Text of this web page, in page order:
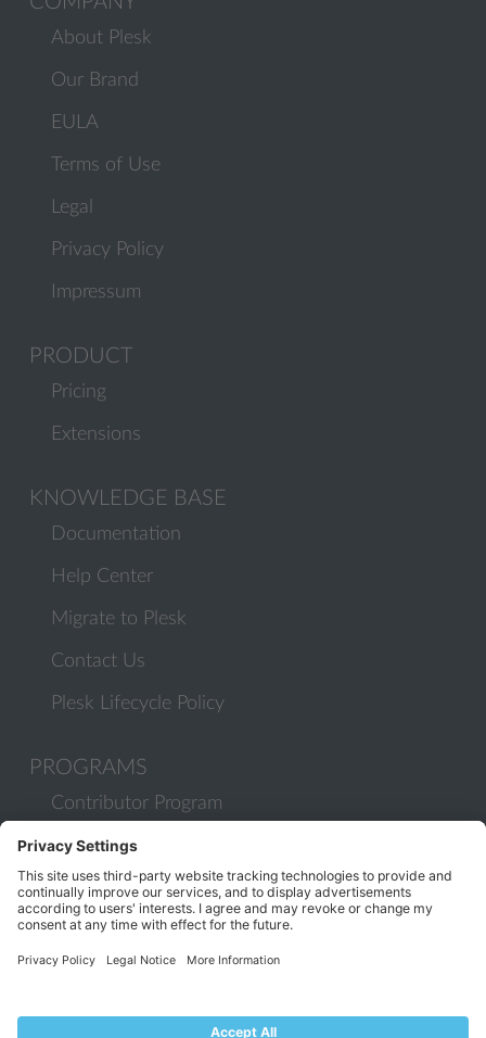
About Plesk
Our Brand
EULA
Terms of Use
Legal
Privacy Policy
Impressum
PRODUCT
Pricing
Extensions
KNOWLEDGE BASE
Documentation
Help Center
Migrate to Plesk
Contact Us
Plesk Lifecycle Policy
PROGRAMS
Contributor Program
Partner Program
COMMUNITY